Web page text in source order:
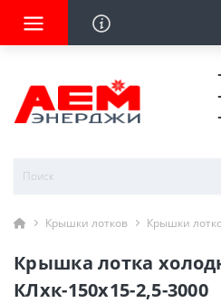
Крышки лотков Крышки
Крышка лотка
КЛхк-150х15-2,5-3000